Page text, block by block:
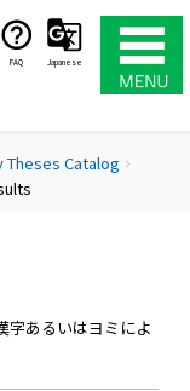
FAQ Japanese
Catalog chevron_right
字あるいはヨミによ